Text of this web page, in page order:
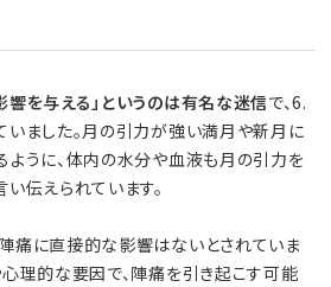
響を与える」というのは有名な迷信で、6.
ました。月の引力が強い満月や新月に
ように、体内の水分や血液も月の引力を
伝えられています。
痛に直接的な影響はないとされていま
理的な要因で、陣痛を引き起こす可能